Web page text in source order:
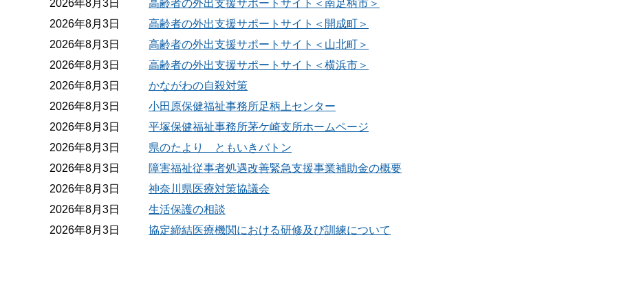
2026年8月3日
高齢者の外出支援サポートサイト＜南足柄市＞
2026年8月3日
高齢者の外出支援サポートサイト＜開成町＞
2026年8月3日
高齢者の外出支援サポートサイト＜山北町＞
2026年8月3日
高齢者の外出支援サポートサイト＜横浜市＞
2026年8月3日
かながわの自殺対策
2026年8月3日
小田原保健福祉事務所足柄上センター
2026年8月3日
平塚保健福祉事務所茅ケ崎支所ホームページ
2026年8月3日
県のたより ともいきバトン
2026年8月3日
障害福祉従事者処遇改善緊急支援事業補助金の概要
2026年8月3日
神奈川県医療対策協議会
2026年8月3日
生活保護の相談
2026年8月3日
協定締結医療機関における研修及び訓練について